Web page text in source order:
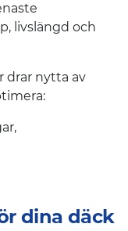
livslängd och
drar nytta av
dina däck